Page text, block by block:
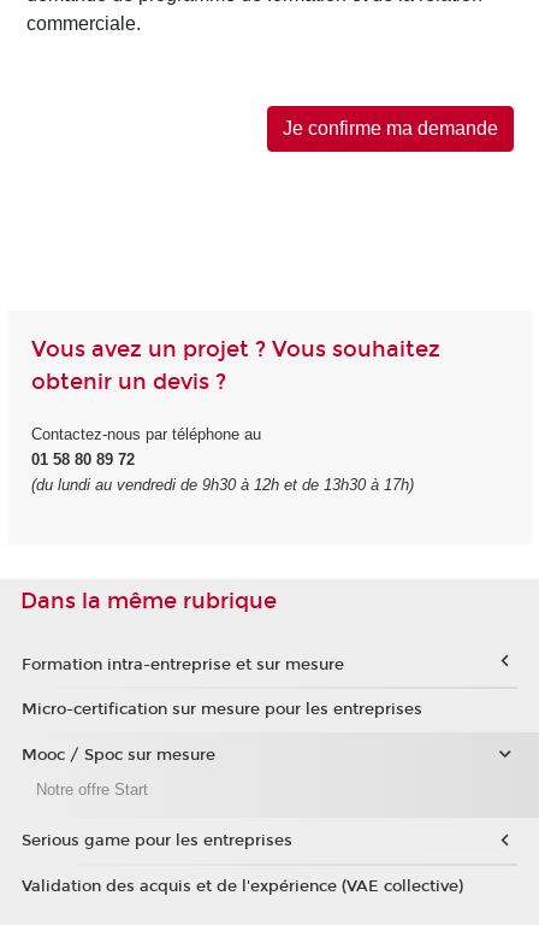
Vous avez un projet ? Vous souhaitez
obtenir un devis ?
Contactez-nous par téléphone au
01 58 80 89 72
(du lundi au vendredi de 9h30 à 12h et de 13h30 à 17h)
Dans la même rubrique
Formation intra-entreprise et sur mesure
Micro-certification sur mesure pour les entreprises
Mooc / Spoc sur mesure
Notre offre Start
Serious game pour les entreprises
Validation des acquis et de l'expérience (VAE collective)